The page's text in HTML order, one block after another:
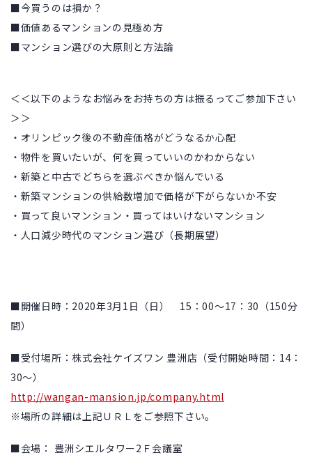
■今買うのは損か？
■価値あるマンションの見極め方
■マンション選びの大原則と方法論
＜＜以下のようなお悩みをお持ちの方は振るってご参加下さい
＞＞
・オリンピック後の不動産価格がどうなるか心配
・物件を買いたいが、何を買っていいのかわからない
・新築と中古でどちらを選ぶべきか悩んでいる
・新築マンションの供給数増加で価格が下がらないか不安
・買って良いマンション・買ってはいけないマンション
・人口減少時代のマンション選び（長期展望）
■開催日時：2020年3月1日（日） 15：00～17：30（150分
間）
■受付場所：株式会社ケイズワン 豊洲店（受付開始時間：14：
30～）
http://wangan-mansion.jp/company.html
※場所の詳細は上記ＵＲＬをご参照下さい。
■会場： 豊洲シエルタワー2Ｆ会議室